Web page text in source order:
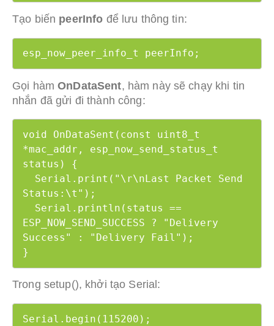
Tạo biến peerInfo để lưu thông tin:
esp_now_peer_info_t peerInfo;
Gọi hàmOnDataSent, hàm này sẽ chạy khi tin
nhắn đã gửi đi thành công:
void OnDataSent(const uint8_t
*mac_addr, esp_now_send_status_t
status) {
Status:\t");
ESP_NOW_SEND_SUCCESS ? "Delivery
Success" : "Delivery Fail");
}
Trong setup(), khởi tạo Serial:
Serial.begin(115200);